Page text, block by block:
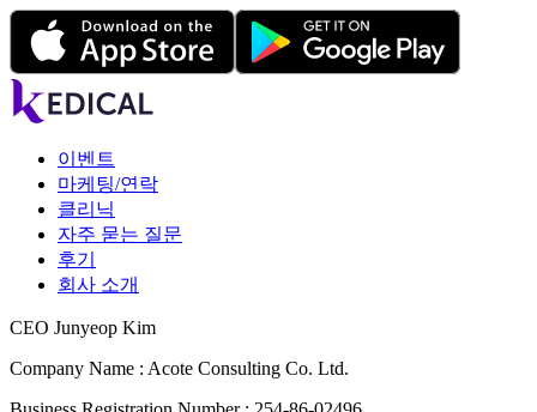
이벤트
마케팅/연락
클리닉
자주 묻는 질문
후기
회사 소개
CEO Junyeop Kim
Company Name : Acote Consulting Co. Ltd.